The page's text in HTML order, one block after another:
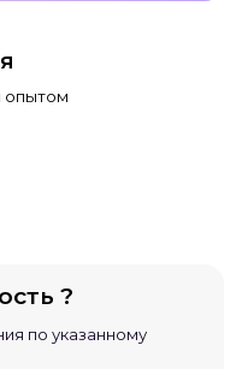
опытом
?
по указанному